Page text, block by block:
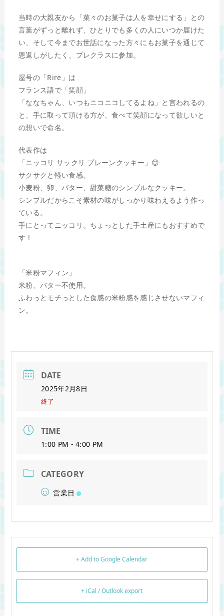
当時の大親友から「菜々のお菓子は人を幸せにする」との
言葉がずっと離れず、ひとりでも多くの人にいつか届けた
い、そして今までお世話になった方々にもお菓子を通じて
恩返しがしたく、プレクラスに参加。
屋号の「Rire」は
フランス語で「笑顔」
「ななちゃん、いつもニコニコしてるよね」と言われるの
と、手に取って頂ける方が、食べて笑顔になって欲しいと
の想いで命名。
代表作は
「ニッコリ サックリ プレーンクッキー」😊
サクサクと軽い食感。
小麦粉、卵、バター、甜菜糖のシンプルなクッキー。
シンプルだからこそ素材の味がしっかり味わえるよう作っ
ている。
手にとってニッコリ。ちょっとした手土産にもおすすめで
す！
「米粉マフィン」
米粉、バター不使用。
ふわっとモチっとした食感の米粉感を感じさせないマフィ
ン。
DATE
2025年2月8日
終了
TIME
1:00 PM - 4:00 PM
CATEGORY
営業日
+ Add to Google Calendar
+ iCal / Outlook export